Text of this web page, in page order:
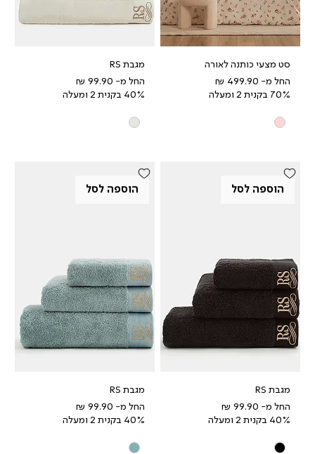
סט מצעי כותנה לאורה
החל מ-
מחיר מבצע
70% בקנית 2 ומעלה
מגבת RS
החל מ-
מחיר מבצע
40% בקנית 2 ומעלה
הוספה לסל
מגבת RS
החל מ-
מחיר מבצע
40% בקנית 2 ומעלה
הוספה לסל
מגבת RS
החל מ-
מחיר מבצע
40% בקנית 2 ומעלה